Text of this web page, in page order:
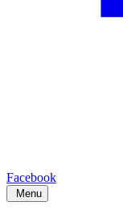
Facebook
Menu